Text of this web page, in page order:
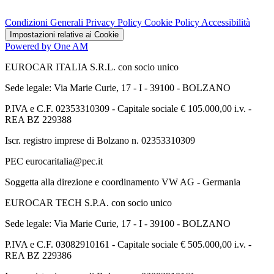
Condizioni Generali Privacy Policy Cookie Policy Accessibilità
Impostazioni relative ai Cookie
Powered by One AM
EUROCAR ITALIA S.R.L. con socio unico
Sede legale: Via Marie Curie, 17 - I - 39100 - BOLZANO
P.IVA e C.F. 02353310309 - Capitale sociale € 105.000,00 i.v. -
REA BZ 229388
Iscr. registro imprese di Bolzano n. 02353310309
PEC eurocaritalia@pec.it
Soggetta alla direzione e coordinamento VW AG - Germania
EUROCAR TECH S.P.A. con socio unico
Sede legale: Via Marie Curie, 17 - I - 39100 - BOLZANO
P.IVA e C.F. 03082910161 - Capitale sociale € 505.000,00 i.v. -
REA BZ 229386